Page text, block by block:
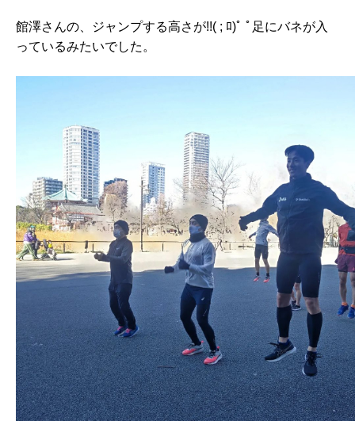
館澤さんの、ジャンプする高さが!!( ; ﾛ)ﾟ ﾟ足にバネが入
っているみたいでした。